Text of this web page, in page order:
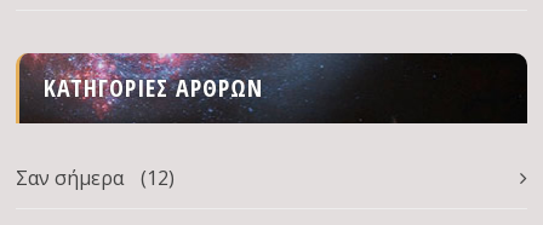
ΚΑΤΗΓΟΡΊΕΣ ΆΡΘΡΩΝ
Σαν σήμερα (12)